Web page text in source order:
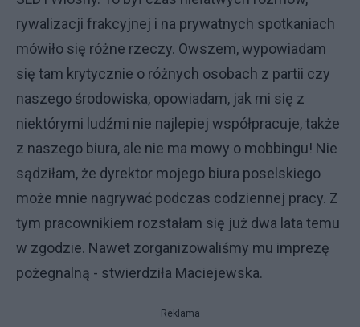
rywalizacji frakcyjnej i na prywatnych spotkaniach
mówiło się różne rzeczy. Owszem, wypowiadam
się tam krytycznie o różnych osobach z partii czy
naszego środowiska, opowiadam, jak mi się z
niektórymi ludźmi nie najlepiej współpracuje, także
z naszego biura, ale nie ma mowy o mobbingu! Nie
sądziłam, że dyrektor mojego biura poselskiego
może mnie nagrywać podczas codziennej pracy. Z
tym pracownikiem rozstałam się już dwa lata temu
w zgodzie. Nawet zorganizowaliśmy mu imprezę
pożegnalną - stwierdziła Maciejewska.
Reklama